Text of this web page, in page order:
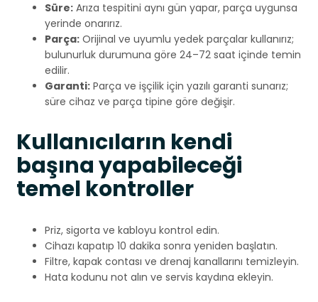
Süre: Arıza tespitini aynı gün yapar, parça uygunsa
yerinde onarırız.
Parça: Orijinal ve uyumlu yedek parçalar kullanırız;
bulunurluk durumuna göre 24–72 saat içinde temin
edilir.
Garanti: Parça ve işçilik için yazılı garanti sunarız;
süre cihaz ve parça tipine göre değişir.
Kullanıcıların kendi
başına yapabileceği
temel kontroller
Priz, sigorta ve kabloyu kontrol edin.
Cihazı kapatıp 10 dakika sonra yeniden başlatın.
Filtre, kapak contası ve drenaj kanallarını temizleyin.
Hata kodunu not alın ve servis kaydına ekleyin.